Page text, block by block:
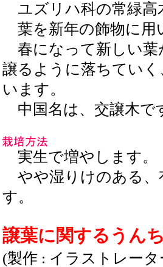
ユズリハ科の常緑高
葉を新年の飾物に用
春になって新しい葉
譲るように落ちてい
います。
中国名は、交譲木で
実生で増やします。
やや湿りけのある、
す。
譲葉に関するうん
(製作 : イラストレー